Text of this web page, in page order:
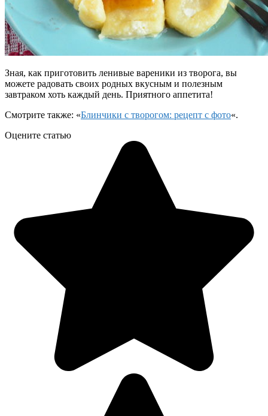
Зная, как приготовить ленивые вареники из творога, вы
можете радовать своих родных вкусным и полезным
завтраком хоть каждый день. Приятного аппетита!
Смотрите также: «Блинчики с творогом: рецепт с фото«.
Оцените статью